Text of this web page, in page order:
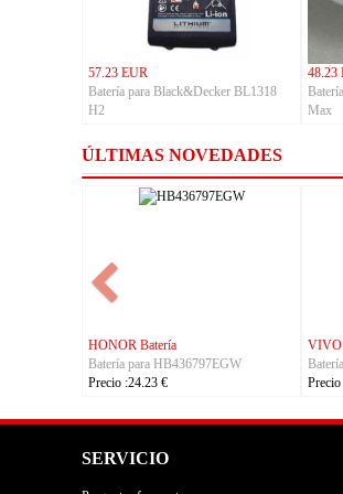
57.23 EUR
Batería para Black&Decker BL1318
H2
48.23
Max
ÚLTIMAS NOVEDADES
VIVO Batería
Batería para BA97
Precio :24.23 €
SERVICIO